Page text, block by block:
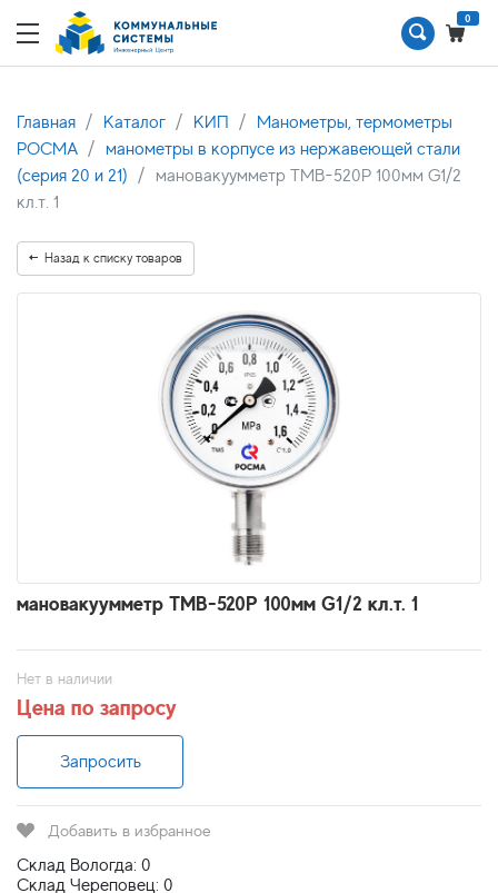
0
Главная Каталог КИП
Манометры, термометры
РОСМА
манометры в корпусе из нержавеющей стали
(серия 20 и 21)
мановакуумметр ТМВ-520Р 100мм G1/2
кл.т. 1
Назад к списку товаров
мановакуумметр ТМВ-520Р 100мм G1/2 кл.т. 1
Нет в наличии
Цена по запросу
Запросить
Добавить в избранное
Склад Вологда: 0
Склад Череповец: 0